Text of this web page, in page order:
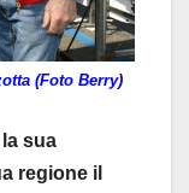
(Foto Berry)
la sua
regione il